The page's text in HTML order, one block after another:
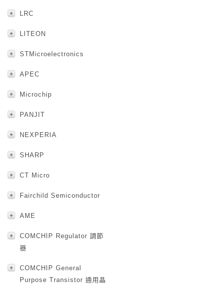
LRC
LITEON
STMicroelectronics
APEC
Microchip
PANJIT
NEXPERIA
SHARP
CT Micro
Fairchild Semiconductor
AME
COMCHIP Regulator 調節
器
COMCHIP General
Purpose Transistor 通用晶